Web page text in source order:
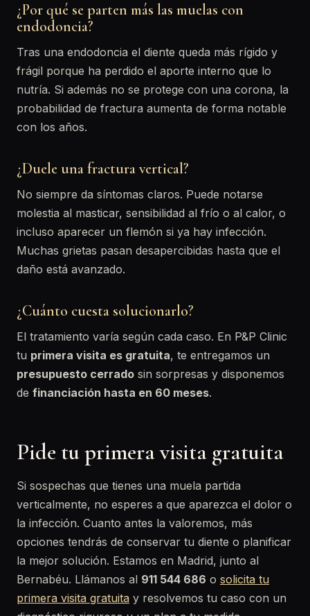
¿Por qué se parten más las muelas con
endodoncia?
Tras una endodoncia el diente queda más rígido y
frágil porque ha perdido el aporte interno que lo
nutría. Si además no se protege con una corona, la
probabilidad de fractura aumenta de forma notable
con los años.
¿Duele una fractura vertical?
No siempre da síntomas claros. Puede notarse
molestia al masticar, sensibilidad al frío o al calor, o
incluso aparecer un flemón si ya hay infección.
Muchas grietas pasan desapercibidas hasta que el
daño está avanzado.
¿Cuánto cuesta solucionarlo?
El tratamiento varía según cada caso. En P&P Clinic
tu primera visita es gratuita, te entregamos un
presupuesto cerrado sin sorpresas y disponemos
de financiación hasta en 60 meses.
Pide tu primera visita gratuita
Si sospechas que tienes una muela partida
verticalmente, no esperes a que aparezca el dolor o
la infección. Cuanto antes la valoremos, más
opciones tendrás de conservar tu diente o planificar
la mejor solución. Estamos en Madrid, junto al
Bernabéu. Llámanos al 911 544 686 o solicita tu
primera visita gratuita y resolvemos tu caso con un